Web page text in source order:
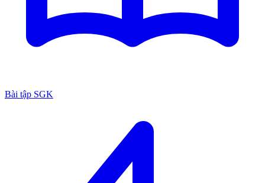
Bài tập SGK